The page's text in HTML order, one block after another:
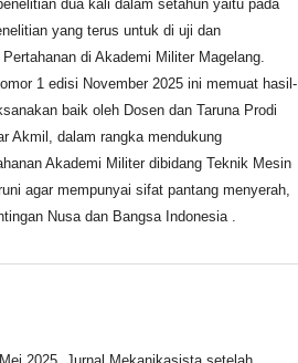
dua kali dalam setahun yaitu pada
yang terus untuk di uji dan
di Akademi Militer Magelang.
1 edisi November 2025 ini memuat hasil-
baik oleh Dosen dan Taruna Prodi
Akmil, dalam rangka mendukung
Akademi Militer dibidang Teknik Mesin
agar mempunyai sifat pantang menyerah,
Nusa dan Bangsa Indonesia .